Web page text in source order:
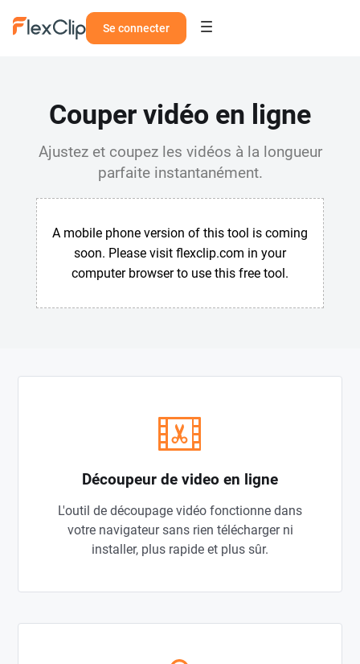
Se connecter
Couper vidéo en ligne
Ajustez et coupez les vidéos à la longueur
parfaite instantanément.
A mobile phone version of this tool is coming
soon. Please visit flexclip.com in your
computer browser to use this free tool.
Découpeur de video en ligne
L'outil de découpage vidéo fonctionne dans
votre navigateur sans rien télécharger ni
installer, plus rapide et plus sûr.